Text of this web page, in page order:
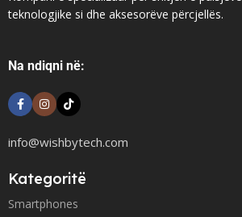
teknologjike si dhe aksesorëve përcjellës.
Na ndiqni në:
info@wishbytech.com
Kategoritë
Smartphones